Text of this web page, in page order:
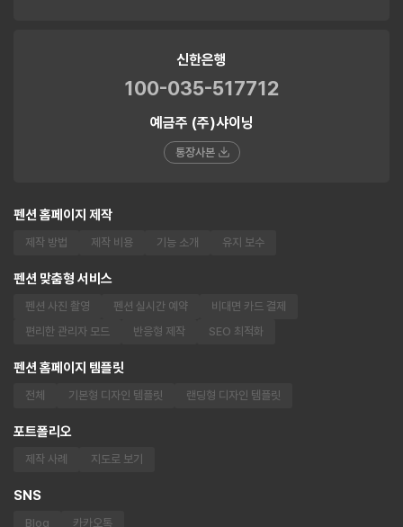
신한은행
100-035-517712
예금주 (주)샤이닝
통장사본
펜션 홈페이지 제작
제작 방법 제작 비용 기능 소개 유지 보수
펜션 맞춤형 서비스
펜션 사진 촬영 펜션 실시간 예약
비대면 카드 결제
편리한 관리자 모드
반응형 제작 SEO 최적화
펜션 홈페이지 템플릿
전체 기본형 디자인 템플릿 랜딩형 디자인 템플릿
포트폴리오
제작 사례 지도로 보기
SNS
Blog 카카오톡